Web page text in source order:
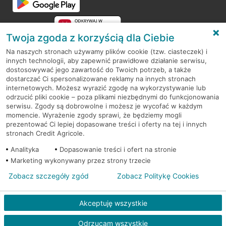
RODO
Regulamin serwisu
Mapa serwisu
PolitykaCookies
© 2026 Credit Agricole Bank Polska S.A. Wszelkie prawa zastrzeżone
Twoja zgoda z korzyścią dla Ciebie
Na naszych stronach używamy plików cookie (tzw. ciasteczek) i
innych technologii, aby zapewnić prawidłowe działanie serwisu,
dostosowywać jego zawartość do Twoich potrzeb, a także
dostarczać Ci spersonalizowane reklamy na innych stronach
internetowych. Możesz wyrazić zgodę na wykorzystywanie lub
odrzucić pliki cookie – poza plikami niezbędnymi do funkcjonowania
serwisu. Zgody są dobrowolne i możesz je wycofać w każdym
momencie. Wyrażenie zgody sprawi, że będziemy mogli
prezentować Ci lepiej dopasowane treści i oferty na tej i innych
stronach Credit Agricole.
Analityka
Dopasowanie treści i ofert na stronie
Marketing wykonywany przez strony trzecie
Akceptuję wszystkie
Odrzucam wszystkie
Zobacz szczegóły zgód Zobacz Politykę Cookies